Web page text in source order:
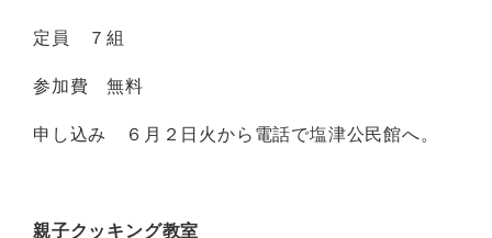
定員 ７組
参加費 無料
申し込み ６月２日火から電話で塩津公民館へ。
親子クッキング教室